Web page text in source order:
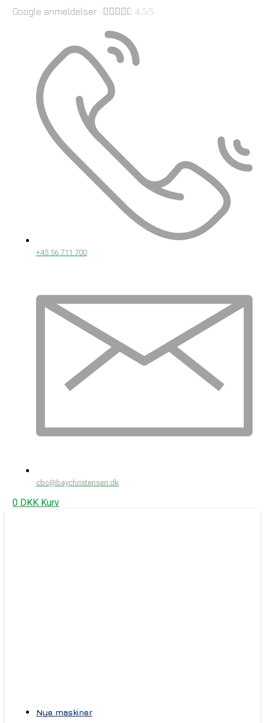
Google anmeldelser      4.5/5
+45 56 711 700
cbc@baychristensen.dk
0 DKK Kurv
Nye maskiner